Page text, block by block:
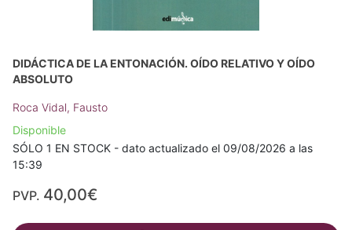
DIDÁCTICA DE LA ENTONACIÓN. OÍDO RELATIVO Y OÍDO
ABSOLUTO
Roca Vidal, Fausto
Disponible
SÓLO 1 EN STOCK - dato actualizado el 09/08/2026 a las
15:39
PVP. 40,00€